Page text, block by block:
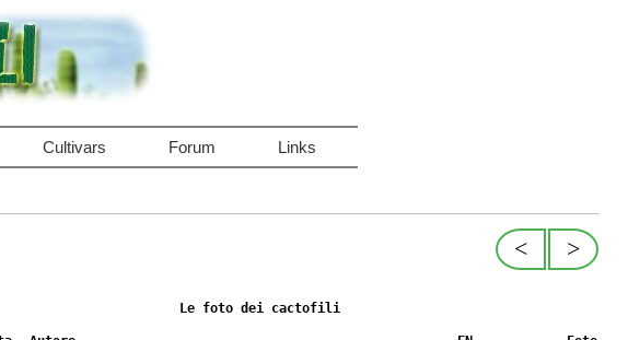
Cultivars Forum Links
>
<
Le foto dei cactofili